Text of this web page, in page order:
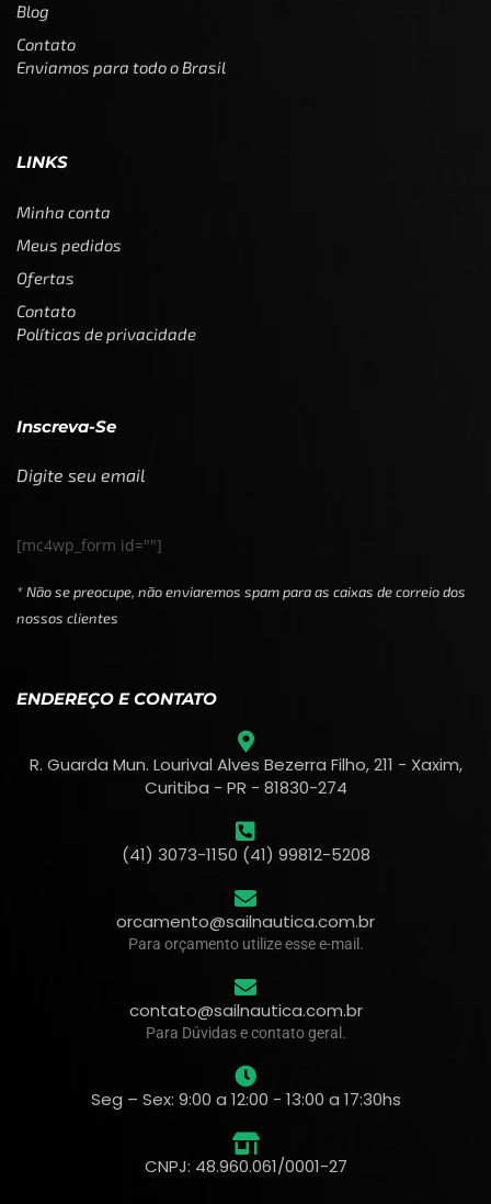
Blog
Contato
Enviamos para todo o Brasil
LINKS
Minha conta
Meus pedidos
Ofertas
Contato
Políticas de privacidade
Inscreva-Se
Digite seu email
[mc4wp_form id=""]
* Não se preocupe, não enviaremos spam para as caixas de correio dos
nossos clientes
ENDEREÇO E CONTATO
R. Guarda Mun. Lourival Alves Bezerra Filho, 211 - Xaxim,
Curitiba - PR - 81830-274
(41) 3073-1150 (41) 99812-5208
orcamento@sailnautica.com.br
Para orçamento utilize esse e-mail.
contato@sailnautica.com.br
Para Dúvidas e contato geral.
Seg – Sex: 9:00 a 12:00 - 13:00 a 17:30hs
CNPJ: 48.960.061/0001-27